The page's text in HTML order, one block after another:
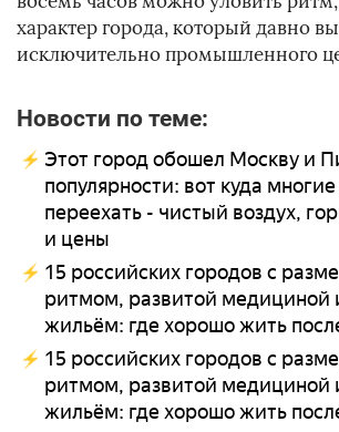
характер города, который давно
исключительно промышленного
Новости по теме:
Этот город обошел Москву и
популярности: вот куда
переехать - чистый воздух,
и цены
15 российских городов с
ритмом, развитой медициной
жильём: где хорошо жить
15 российских городов с
ритмом, развитой медициной
жильём: где хорошо жить